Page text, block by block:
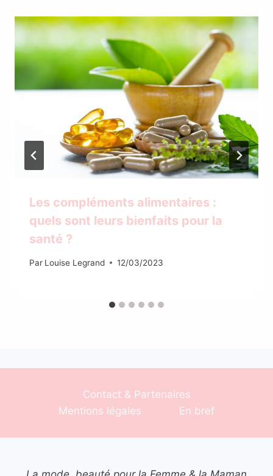
Les compléments alimentaires :
quels sont leurs bienfaits pour la
santé ?
Par Louise Legrand 12/03/2023
Contact & Partenaires
Mentions légales
En bref